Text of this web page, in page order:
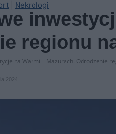
Nekrologi
regionu
na Warmii i Mazurach. Odrodzenie
2024